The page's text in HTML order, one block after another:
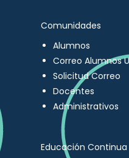
Comunidades
Alumnos
Correo Alumnos
Solicitud Correo
Docentes
Administrativos
Educación Continua